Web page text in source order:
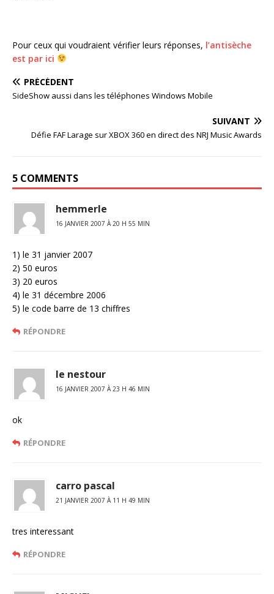
Pour ceux qui voudraient vérifier leurs réponses, l’antisèche
est par ici
PRÉCÉDENT
SideShow aussi dans les téléphones Windows Mobile
SUIVANT
Défie FAF Larage sur XBOX 360 en direct des NRJ Music Awards
5 COMMENTS
hemmerle
16 JANVIER 2007 À 20 H 55 MIN
1) le 31 janvier 2007
2) 50 euros
3) 20 euros
4) le 31 décembre 2006
5) le code barre de 13 chiffres
RÉPONDRE
le nestour
16 JANVIER 2007 À 23 H 46 MIN
ok
RÉPONDRE
carro pascal
21 JANVIER 2007 À 11 H 49 MIN
tres interessant
RÉPONDRE